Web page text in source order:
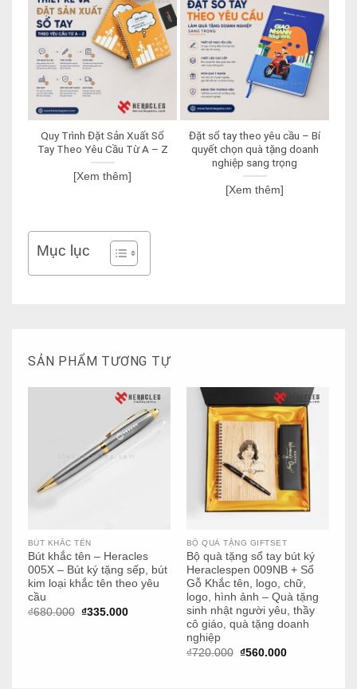
Quy Trình Đặt Sản Xuất Sổ
Tay Theo Yêu Cầu Từ A – Z
[Xem thêm]
Đặt sổ tay theo yêu cầu – Bí
quyết chọn quà tặng doanh
nghiệp sang trọng
[Xem thêm]
Mục lục
SẢN PHẨM TƯƠNG TỰ
BÚT KHẮC TÊN
Bút khắc tên – Heracles
005X – Bút ký tặng sếp, bút
kim loại khắc tên theo yêu
cầu
₫680.000 Giá
₫335.000Giá
BỘ QUÀ TẶNG GIFTSET
Bộ quà tặng sổ tay bút ký
Heraclespen 009NB + Sổ
Gỗ Khắc tên, logo, chữ,
logo, hình ảnh – Quà tặng
sinh nhật người yêu, thầy
cô giáo, quà tặng doanh
nghiệp
₫720.000 Giá
₫560.000Giá